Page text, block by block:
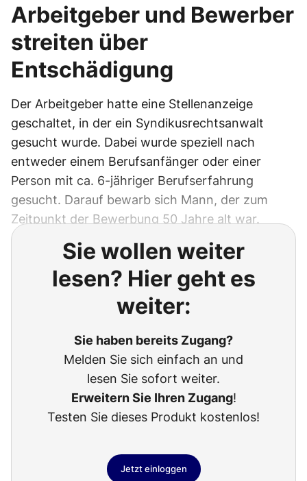
Arbeitgeber und Bewerber
streiten über
Entschädigung
Der Arbeitgeber hatte eine Stellenanzeige
geschaltet, in der ein Syndikusrechtsanwalt
gesucht wurde. Dabei wurde speziell nach
entweder einem Berufsanfänger oder einer
Person mit ca. 6-jähriger Berufserfahrung
gesucht. Darauf bewarb sich Mann, der zum
Zeitpunkt der Bewerbung 50 Jahre alt war.
Sie wollen weiter
lesen? Hier geht es
weiter:
Sie haben bereits Zugang?
Melden Sie sich einfach an und
lesen Sie sofort weiter.
Erweitern Sie Ihren Zugang!
Testen Sie dieses Produkt kostenlos!
Jetzt einloggen